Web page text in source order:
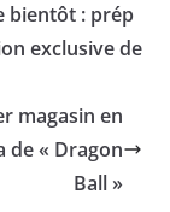
bientôt : prép
exclusive de
magasin en
de « Dragon
Ball »